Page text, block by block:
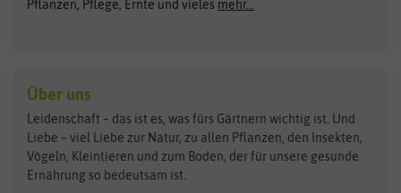
Gründünger
Kräutersamen
Obstsamen
Pilzbrut
Rasensamen
Steckzwiebeln
Benary
Bingenheimer Saatgut
BioBalu
Bionana
Dürr-Samen
elho
Pflanzen, Pflege, Ernte und vieles mehr...
Über uns
Leidenschaft – das ist es, was fürs Gärtnern wichtig ist. Und
Liebe – viel Liebe zur Natur, zu allen Pflanzen, den Insekten,
Vögeln, Kleintieren und zum Boden, der für unsere gesunde
Ernährung so bedeutsam ist.